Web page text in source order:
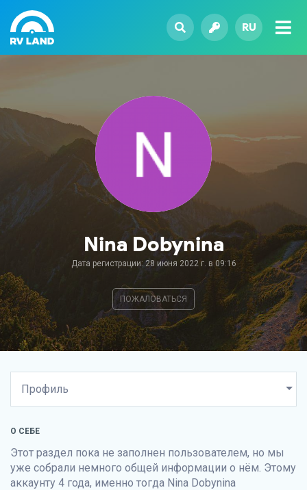
RU
Nina Dobynina
Дата регистрации: 28 июня 2022 г. в 09:16
ПОЖАЛОВАТЬСЯ
О СЕБЕ
Этот раздел пока не заполнен пользователем, но мы
уже собрали немного общей информации о нём. Этому
аккаунту 4 года, именно тогда Nina Dobynina